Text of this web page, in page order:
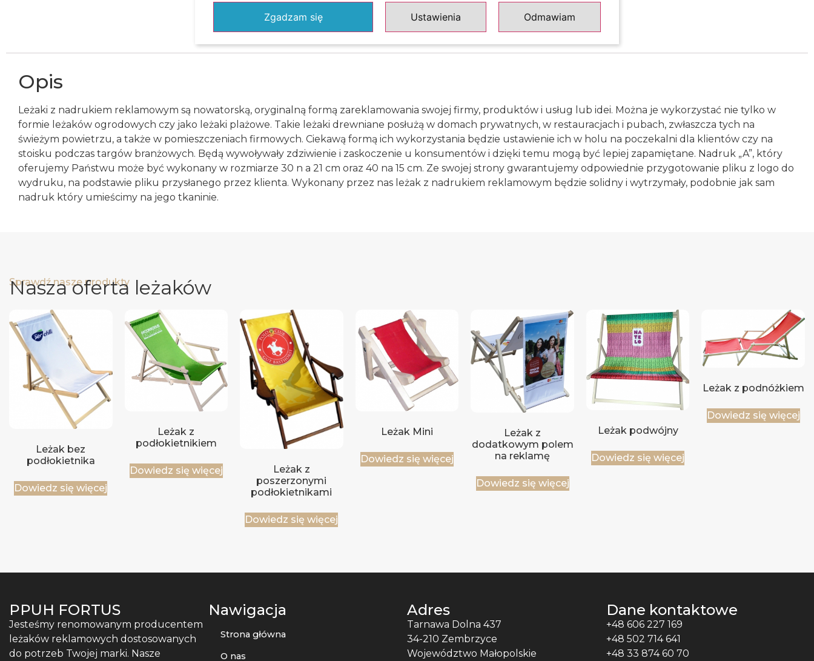
Opis
Leżaki z nadrukiem reklamowym są nowatorską, oryginalną formą zareklamowania swojej firmy, produktów i usług lub idei. Można je wykorzystać nie tylko w
formie leżaków ogrodowych czy jako leżaki plażowe. Takie leżaki drewniane posłużą w domach prywatnych, w restauracjach i pubach, zwłaszcza tych na
świeżym powietrzu, a także w pomieszczeniach firmowych. Ciekawą formą ich wykorzystania będzie ustawienie ich w holu na poczekalni dla klientów czy na
stoisku podczas targów branżowych. Będą wywoływały zdziwienie i zaskoczenie u konsumentów i dzięki temu mogą być lepiej zapamiętane. Nadruk „A”, który
oferujemy Państwu może być wykonany w rozmiarze 30 n a 21 cm oraz 40 na 15 cm. Ze swojej strony gwarantujemy odpowiednie przygotowanie pliku z logo do
wydruku, na podstawie pliku przysłanego przez klienta. Wykonany przez nas leżak z nadrukiem reklamowym będzie solidny i wytrzymały, podobnie jak sam
nadruk który umieścimy na jego tkaninie.
Sprawdź nasze produkty
Nasza oferta leżaków
Leżak bez
podłokietnika
Dowiedz się więcej
Leżak z
podłokietnikiem
Dowiedz się więcej
Leżak z
poszerzonymi
podłokietnikami
Dowiedz się więcej
Leżak Mini
Dowiedz się więcej
Leżak z
dodatkowym polem
na reklamę
Dowiedz się więcej
Leżak podwójny
Dowiedz się więcej
Leżak z podnóżkiem
Dowiedz się więcej
PPUH FORTUS
Jesteśmy renomowanym producentem
leżaków reklamowych dostosowanych
do potrzeb Twojej marki. Nasze
Nawigacja
Strona główna
O nas
Adres
Tarnawa Dolna 437
34-210 Zembrzyce
Województwo Małopolskie
Dane kontaktowe
+48 606 227 169
+48 502 714 641
+48 33 874 60 70
Zgadzam się Ustawienia Odmawiam